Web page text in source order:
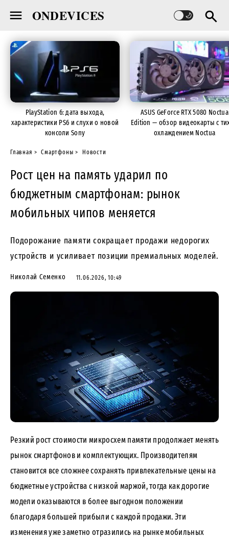
ONDEVICES
PlayStation 6: дата выхода,
характеристики PS6 и слухи о новой
консоли Sony
ASUS GeForce RTX 5080 Noctua
Edition — обзор видеокарты с
охлаждением Noctua
Главная Смартфоны Новости
Рост цен на память ударил по
бюджетным смартфонам: рынок
мобильных чипов меняется
Подорожание памяти сокращает продажи недорогих
устройств и усиливает позиции премиальных моделей.
Николай Семенко 11.06.2026, 10:49
Резкий рост стоимости микросхем памяти продолжает менять
рынок смартфонов и комплектующих. Производителям
становится все сложнее сохранять привлекательные цены на
бюджетные устройства с низкой маржой, тогда как дорогие
модели оказываются в более выгодном положении
благодаря большей прибыли с каждой продажи. Эти
изменения уже заметно отразились на рынке мобильных